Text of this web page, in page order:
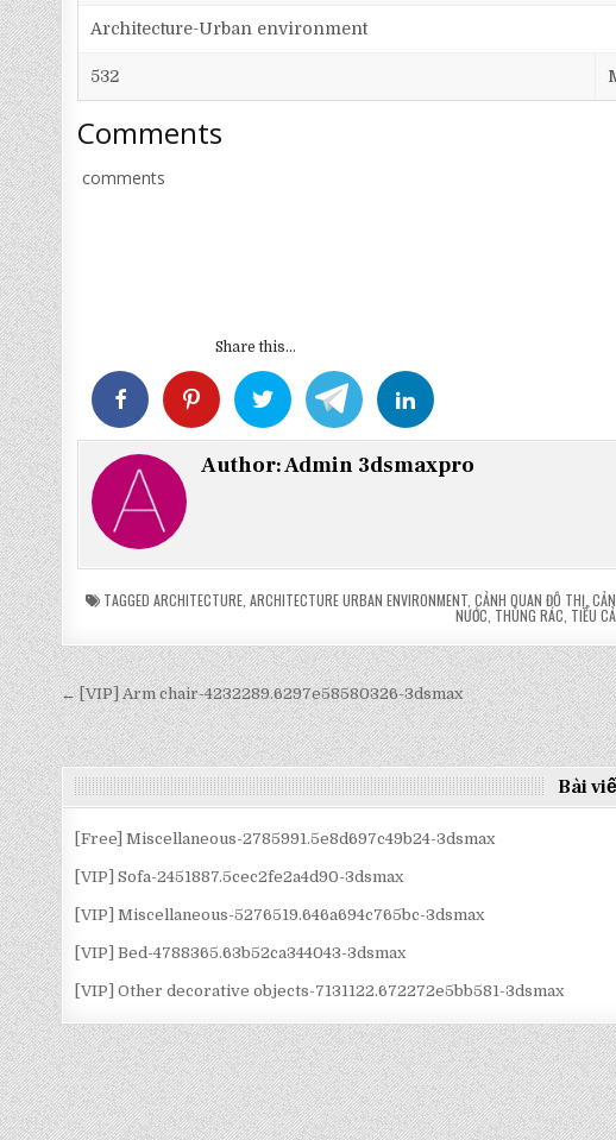
Architecture-Urban environment
532
Comments
comments
Share this...
Author:Admin 3dsmaxpro
TAGGED ARCHITECTURE, ARCHITECTURE URBAN ENVIRONMENT, CẢNH QUAN ĐÔ THỊ,
NƯỚC THÙNG RÁC TIỂU
Điều
hướng
bài
viết
← [VIP] Arm chair-4232289.6297e58580326-3dsmax
Bài
[Free] Miscellaneous-2785991.5e8d697c49b24-3dsmax
[VIP] Sofa-2451887.5cec2fe2a4d90-3dsmax
[VIP] Miscellaneous-5276519.646a694c765bc-3dsmax
[VIP] Bed-4788365.63b52ca344043-3dsmax
[VIP] Other decorative objects-7131122.672272e5bb581-3dsmax